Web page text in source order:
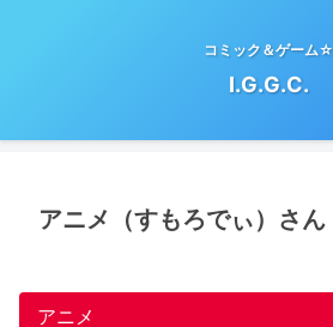
コミック＆ゲーム☆
I.G.G.C.
アニメ（すもろでぃ）さん
アニメ